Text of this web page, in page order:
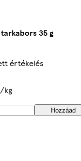
35 g
értékelés
kg
Hozzáad